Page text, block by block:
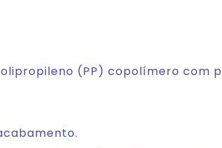
(PP) copolímero com